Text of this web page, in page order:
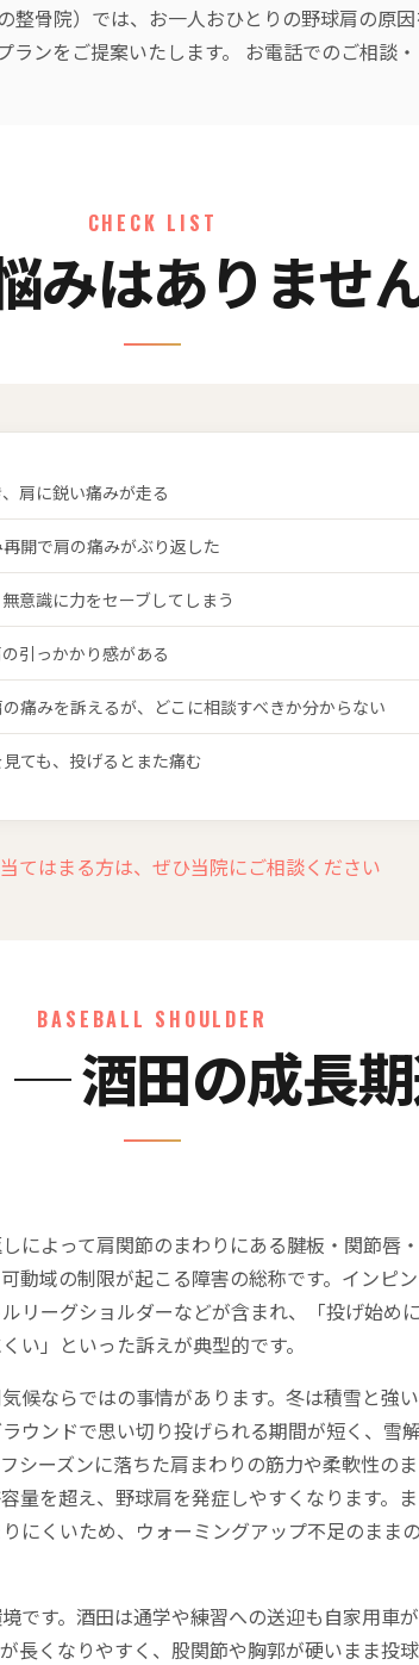
整骨院）では、お一人おひとりの野球肩の原
ランをご提案いたします。 お電話でのご相談
CHECK LIST
みはありませ
肩に鋭い痛みが走る
開で肩の痛みがぶり返した
意識に力をセーブしてしまう
引っかかり感がある
痛みを訴えるが、どこに相談すべきか分からない
ても、投げるとまた痛む
てはまる方は、ぜひ当院にご相談ください
BASEBALL SHOULDER
酒田の成長
によって肩関節のまわりにある腱板・関節唇
動域の制限が起こる障害の総称です。インピ
リーグショルダーなどが含まれ、「投げ始め
い」といった訴えが典型的です。
候ならではの事情があります。冬は積雪と強
ウンドで思い切り投げられる期間が短く、雪
シーズンに落ちた肩まわりの筋力や柔軟性の
量を超え、野球肩を発症しやすくなります。
にくいため、ウォーミングアップ不足のまま
です。酒田は通学や練習への送迎も自家用車
長くなりやすく、股関節や胸郭が硬いまま投